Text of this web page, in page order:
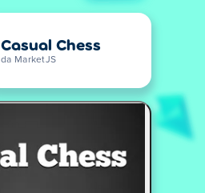
Casual Chess
da MarketJS